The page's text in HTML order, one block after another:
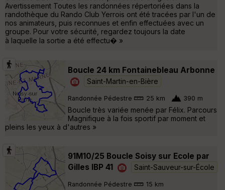
Avertissement Toutes les randonnées répertoriées dans la
randothèque du Rando Club Yerrois ont été tracées par l'un de
nos animateurs, puis reconnues et enfin effectuées avec un
groupe. Pour votre sécurité, regardez toujours la date
à laquelle la sortie a été effectu� »
Boucle 24 km Fontainebleau Arbonne
Saint-Martin-en-Bière
Randonnée Pédestre 25 km 390 m
Boucle très variée menée par Félix. Parcours
Magnifique à la fois sportif par moment et
pleins les yeux à d'autres »
91M10/25 Boucle Soisy sur Ecole par
Gilles IBP 41
Saint-Sauveur-sur-École
Randonnée Pédestre 15 km